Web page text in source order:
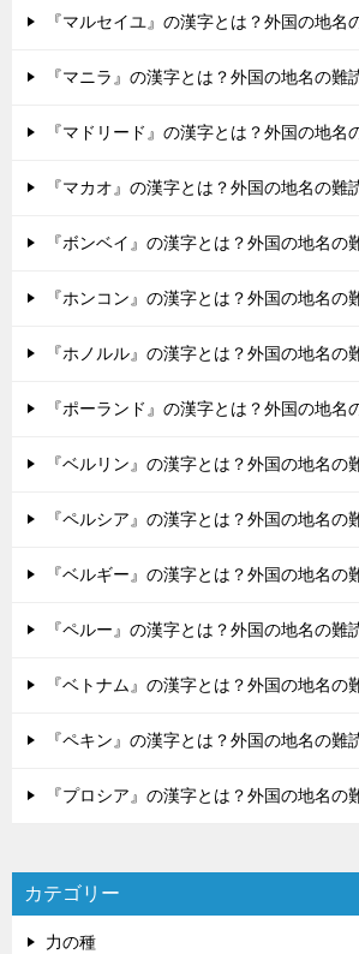
『マルセイユ』の漢字とは？外国の地名
『マニラ』の漢字とは？外国の地名の難
『マドリード』の漢字とは？外国の地名
『マカオ』の漢字とは？外国の地名の難
『ボンベイ』の漢字とは？外国の地名の
『ホンコン』の漢字とは？外国の地名の
『ホノルル』の漢字とは？外国の地名の
『ポーランド』の漢字とは？外国の地名
『ベルリン』の漢字とは？外国の地名の
『ペルシア』の漢字とは？外国の地名の
『ベルギー』の漢字とは？外国の地名の
『ペルー』の漢字とは？外国の地名の難
『ベトナム』の漢字とは？外国の地名の
『ペキン』の漢字とは？外国の地名の難
『プロシア』の漢字とは？外国の地名の
カテゴリー
力の種